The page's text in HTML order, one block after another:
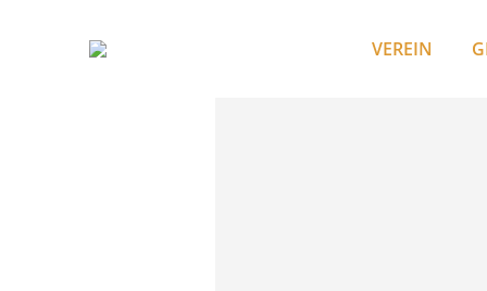
VEREIN